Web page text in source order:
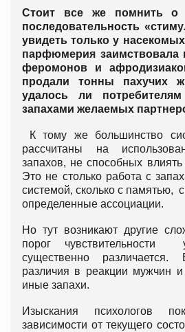
Стоит все же помнить о
последовательность
увидеть только у
парфюмерия
феромонов и
продали тонны пахучих
удалось ли
запахами желаемых
К тому же большинство
рассчитаны на
запахов, не способных
Это не столько работа с
системой, сколько с памятью,
определенные ассоциации.
Но тут возникают другие
порог
существенно
различия в реакции мужчин
иные запахи.
Изыскания психологов
зависимости от текущего